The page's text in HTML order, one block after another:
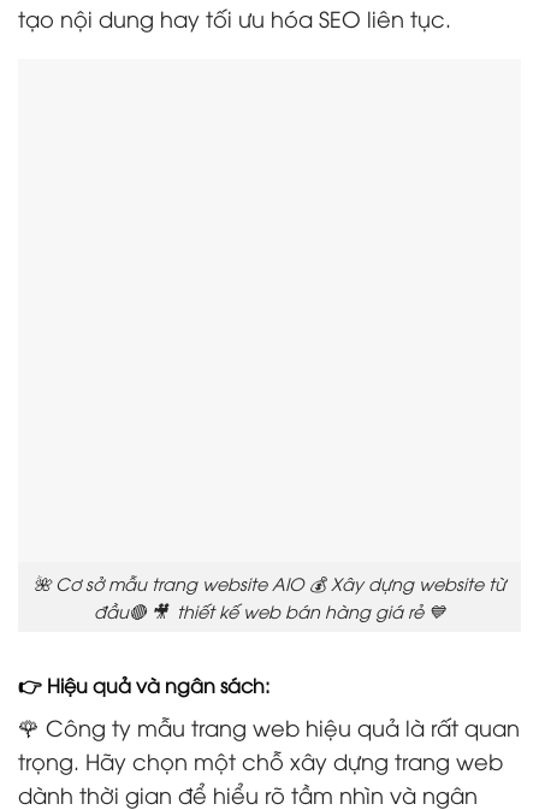
tạo nội dung hay tối ưu hóa SEO liên tục.
🌺 Cơ sở mẫu trang website AIO 💰 Xây dựng website từ
đầu🔴 🎥 thiết kế web bán hàng giá rẻ 💙
👉 Hiệu quả và ngân sách:
🌹 Công ty mẫu trang web hiệu quả là rất quan
trọng. Hãy chọn một chỗ xây dựng trang web
dành thời gian để hiểu rõ tầm nhìn và ngân